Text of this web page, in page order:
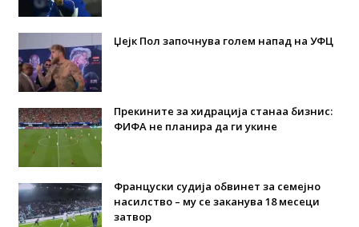
Џејк Пол започнува голем напад на УФЦ
Прекините за хидрација станаа бизнис:
ФИФА не планира да ги укине
Француски судија обвинет за семејно
насилство – му се заканува 18 месеци
затвор